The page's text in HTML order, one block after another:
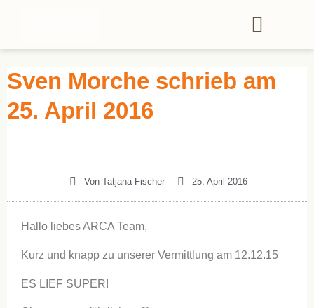
Sven Morche schrieb am
25. April 2016
VonTatjana Fischer 25. April 2016
Hallo liebes ARCA Team,
Kurz und knapp zu unserer Vermittlung am 12.12.15
ES LIEF SUPER!